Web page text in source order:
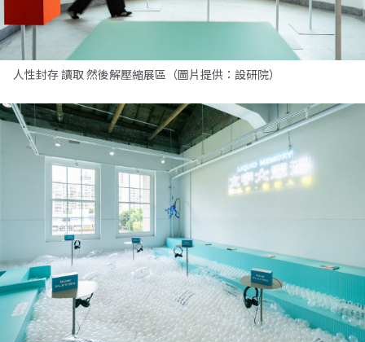
人性封存 讀取 然後解壓縮展區（圖片提供：設研院）